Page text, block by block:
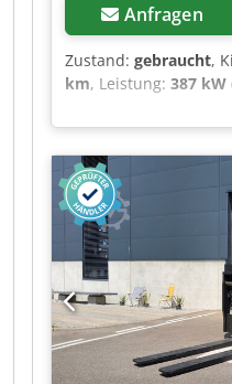
Anfragen
Zustand: gebraucht,
km, Leistung: 387 kW
Leergewicht:6’870 kg
11’130 kg,
Konfiguration:
nächste Prüfung
Fahrerkabine:
Automatisch
,
Blatt-Luft, Anzahl
ABS,
Standheizung,
Farbe Ultramarinblau
zulässiges